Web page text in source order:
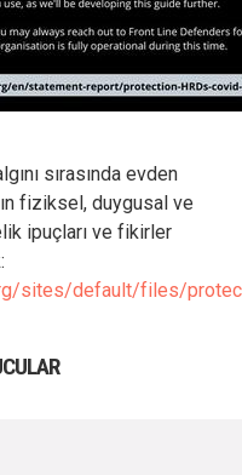
sırasında evden
fiziksel, duygusal ve
ipuçları ve fikirler
sites/default/files/